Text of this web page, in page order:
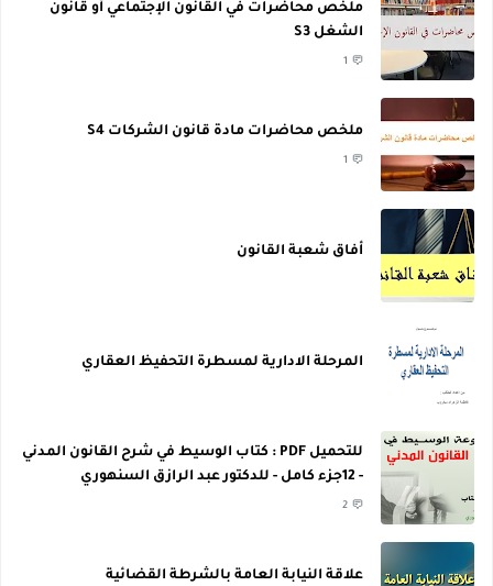
ملخص محاضرات في القانون الإجتماعي أو قانون
الشغل S3
1
ملخص محاضرات مادة قانون الشركات S4
1
أفاق شعبة القانون
المرحلة الادارية لمسطرة التحفيظ العقاري
للتحميل PDF : كتاب الوسيط في شرح القانون المدني
- 12جزء كامل - للدكتور عبد الرازق السنهوري
2
علاقة النيابة العامة بالشرطة القضائية